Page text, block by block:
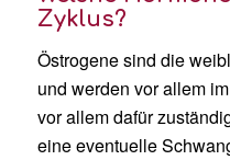
Zyklus?
Östrogene sind die
und werden vor allem
vor allem dafür
eine eventuelle